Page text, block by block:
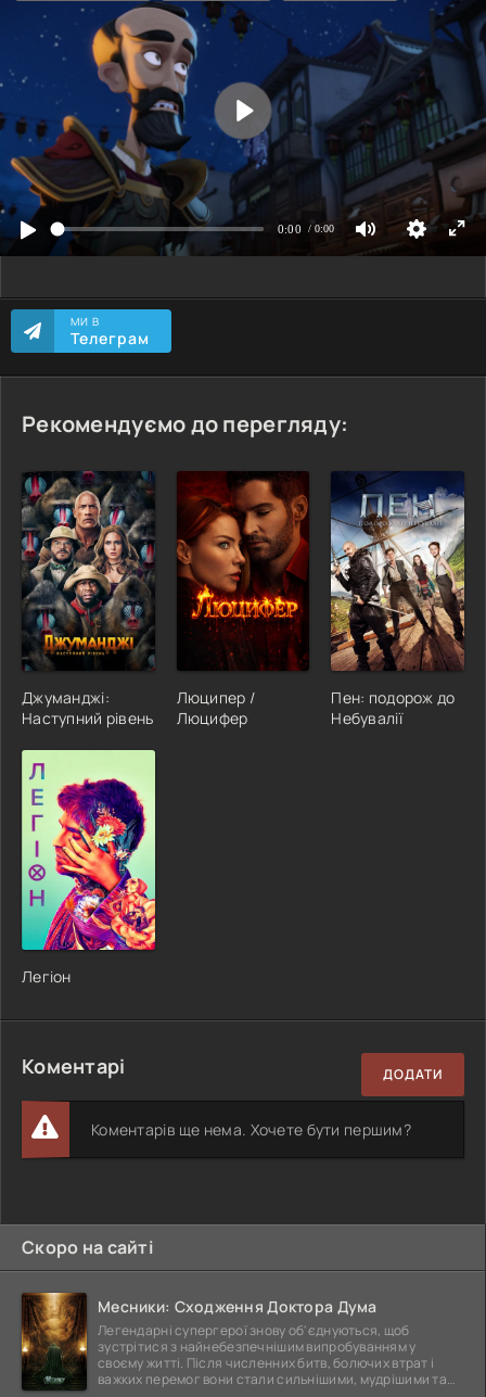
МИ В
Телеграм
Рекомендуємо до перегляду:
Джуманджі:
Наступний рівень
Люципер /
Люцифер
Пен: подорож до
Небувалії
Легіон
Коментарі ДОДАТИ
Коментарів ще нема. Хочете бути першим?
Скоро на сайті
Месники: Сходження Доктора Дума
Легендарні супергерої знову об'єднуються, щоб
зустрітися з найнебезпечнішим випробуванням у
своєму житті. Після численних битв, болючих втрат і
важких перемог вони стали сильнішими, мудрішими та